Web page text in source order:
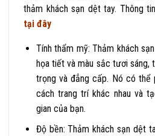
thảm khách sạn dệt tay. Thông
tại đây
Tính thẩm mỹ: Thảm khách
họa tiết và màu sắc tươi sáng,
trọng và đẳng cấp. Nó có thể
cách trang trí khác nhau và
gian của bạn.
Độ bền: Thảm khách sạn dệt